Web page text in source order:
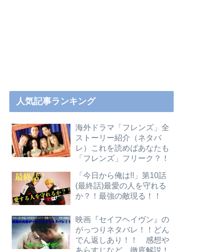
人気記事ランキング
海外ドラマ「フレンズ」全
ストーリー紹介（ネタバ
レ）これを読めばあなたも
「フレンズ」フリーク？！
「今日から俺は!!」第10話
(最終話)最愛の人を守れる
か？！最強の敵現る！！
映画『セイフヘイヴン』の
がっつりネタバレ！！どん
でん返しあり！！ 感想や
あらすじなど。徹底解説！